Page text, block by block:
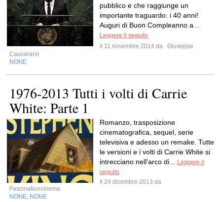
pubblico e che raggiunge un
importante traguardo: i 40 anni!
Auguri di Buon Compleanno a...
Leggere il seguito
Il 11 novembre 2014 da
Giuseppe
Causarano
NONE
1976-2013 Tutti i volti di Carrie
White: Parte 1
Romanzo, trasposizione
cinematografica, sequel, serie
televisiva e adesso un remake. Tutte
le versioni e i volti di Carrie White si
intrecciano nell'arco di...
Leggere il
seguito
Il 24 dicembre 2013 da
Fascinationcinema
NONE NONE